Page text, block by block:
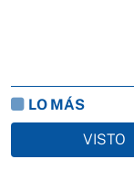
LO MÁS
VISTO